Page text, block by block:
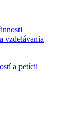
vzdelávania
a petícii